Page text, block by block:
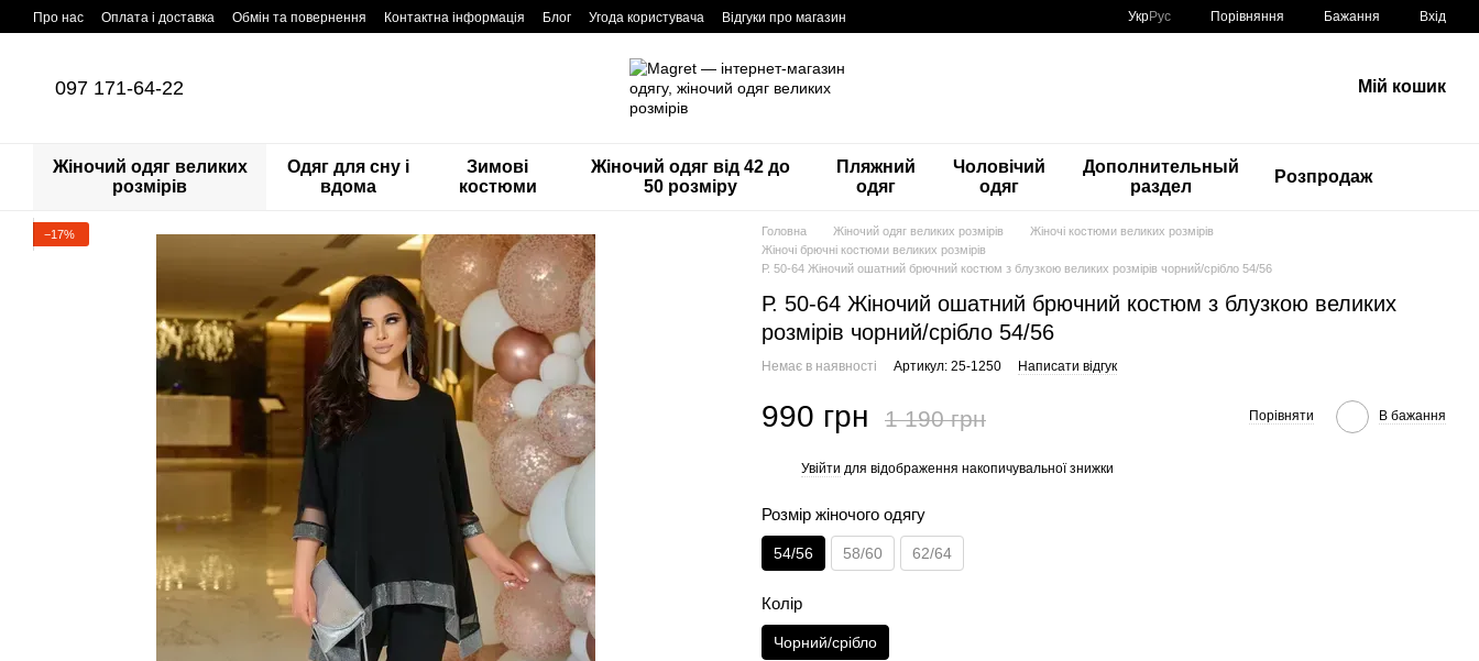
Перейти до основного контенту
Про нас Оплата і доставка Обмін та повернення Контактна інформація Блог Угода користувача Відгуки про магазин УкрРус Порівняння Бажання Вхід
097 171-64-22 Мій кошик
Жіночий одяг великих
розмірів
Одяг для сну і
вдома
Зимові
костюми
Жіночий одяг від 42 до
50 розміру
Пляжний
одяг
Чоловічий
одяг
Дополнительный
раздел
Розпродаж
−17% Головна Жіночий одяг великих розмірів
Жіночі костюми великих розмірів
Жіночі брючні костюми великих розмірів
Р. 50-64 Жіночий ошатний брючний костюм з блузкою великих розмірів чорний/срібло 54/56
Р. 50-64 Жіночий ошатний брючний костюм з блузкою великих
розмірів чорний/срібло 54/56
Немає в наявності Артикул: 25-1250 Написати відгук
990 грн 1 190 грн Порівняти В бажання
Увійти для відображення накопичувальної знижки
Розмір жіночого одягу
54/56 58/60 62/64
Колір
Чорний/срібло